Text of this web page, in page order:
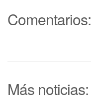
Comentarios:
Más noticias: